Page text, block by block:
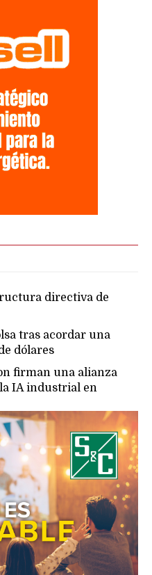
directiva de
tras acordar una
dólares
firman una alianza
IA industrial en